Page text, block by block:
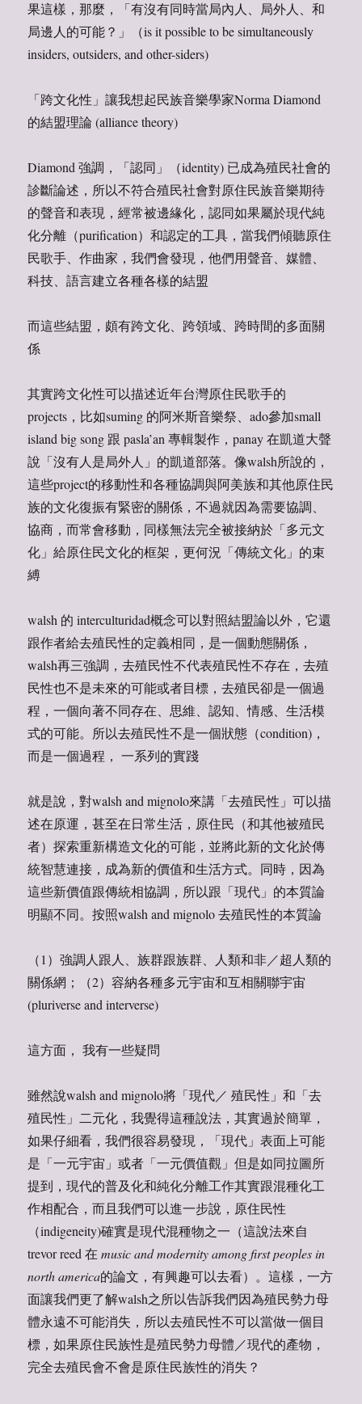
果這樣，那麼，「有沒有同時當局內人、局外人、和
局邊人的可能？」（is it possible to be simultaneously
insiders, outsiders, and other-siders)
「跨文化性」讓我想起民族音樂學家Norma Diamond
的結盟理論 (alliance theory)
Diamond 強調，「認同」（identity) 已成為殖民社會的
診斷論述，所以不符合殖民社會對原住民族音樂期待
的聲音和表現，經常被邊緣化，認同如果屬於現代純
化分離（purification）和認定的工具，當我們傾聽原住
民歌手、作曲家，我們會發現，他們用聲音、媒體、
科技、語言建立各種各樣的結盟
而這些結盟，頗有跨文化、跨領域、跨時間的多面關
係
其實跨文化性可以描述近年台灣原住民歌手的
projects，比如suming 的阿米斯音樂祭、ado參加small
island big song 跟 pasla’an 專輯製作，panay 在凱道大聲
說「沒有人是局外人」的凱道部落。像walsh所說的，
這些project的移動性和各種協調與阿美族和其他原住民
族的文化復振有緊密的關係，不過就因為需要協調、
協商，而常會移動，同樣無法完全被接納於「多元文
化」給原住民文化的框架，更何況「傳統文化」的束
縛
walsh 的 interculturidad概念可以對照結盟論以外，它還
跟作者給去殖民性的定義相同，是一個動態關係，
walsh再三強調，去殖民性不代表殖民性不存在，去殖
民性也不是未來的可能或者目標，去殖民卻是一個過
程，一個向著不同存在、思維、認知、情感、生活模
式的可能。所以去殖民性不是一個狀態（condition)，
而是一個過程， 一系列的實踐
就是說，對walsh and mignolo來講「去殖民性」可以描
述在原運，甚至在日常生活，原住民（和其他被殖民
者）探索重新構造文化的可能，並將此新的文化於傳
統智慧連接，成為新的價值和生活方式。同時，因為
這些新價值跟傳統相協調，所以跟「現代」的本質論
明顯不同。按照walsh and mignolo 去殖民性的本質論
（1）強調人跟人、族群跟族群、人類和非／超人類的
關係網；（2）容納各種多元宇宙和互相關聯宇宙
(pluriverse and interverse)
這方面， 我有一些疑問
雖然說walsh and mignolo將「現代／ 殖民性」和「去
殖民性」二元化，我覺得這種說法，其實過於簡單，
如果仔細看，我們很容易發現，「現代」表面上可能
是「一元宇宙」或者「一元價值觀」但是如同拉圖所
提到，現代的普及化和純化分離工作其實跟混種化工
作相配合，而且我們可以進一步說，原住民性
（indigeneity)確實是現代混種物之一（這說法來自
trevor reed 在music and modernity among first peoples in
north america的論文，有興趣可以去看）。這樣，一方
面讓我們更了解walsh之所以告訴我們因為殖民勢力母
體永遠不可能消失，所以去殖民性不可以當做一個目
標，如果原住民族性是殖民勢力母體／現代的產物，
完全去殖民會不會是原住民族性的消失？